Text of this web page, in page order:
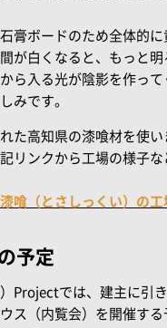
膏ボードのため全体的に
が白くなると、もっと明
ら入る光が陰影を作って
みです。
た高知県の漆喰材を使い
リンクから工場の様子な
喰（とさしっくい）の工
予定
Projectでは、建主に引
ス（内覧会）を開催する